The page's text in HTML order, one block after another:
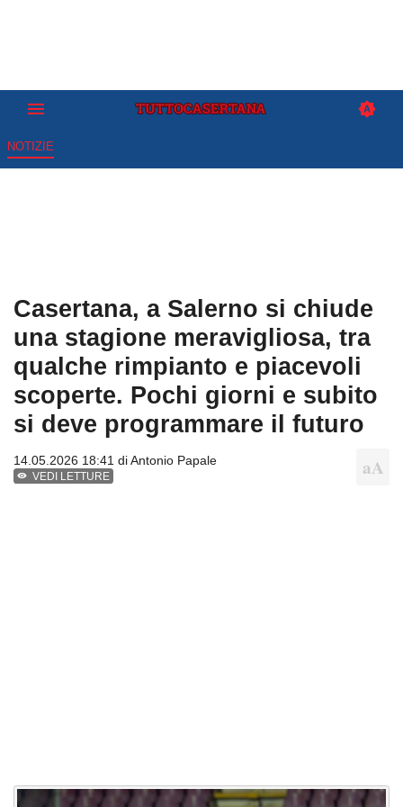
NOTIZIE
Casertana, a Salerno si chiude
una stagione meravigliosa, tra
qualche rimpianto e piacevoli
scoperte. Pochi giorni e subito
si deve programmare il futuro
14.05.2026 18:41 diAntonio Papale
VEDI LETTURE